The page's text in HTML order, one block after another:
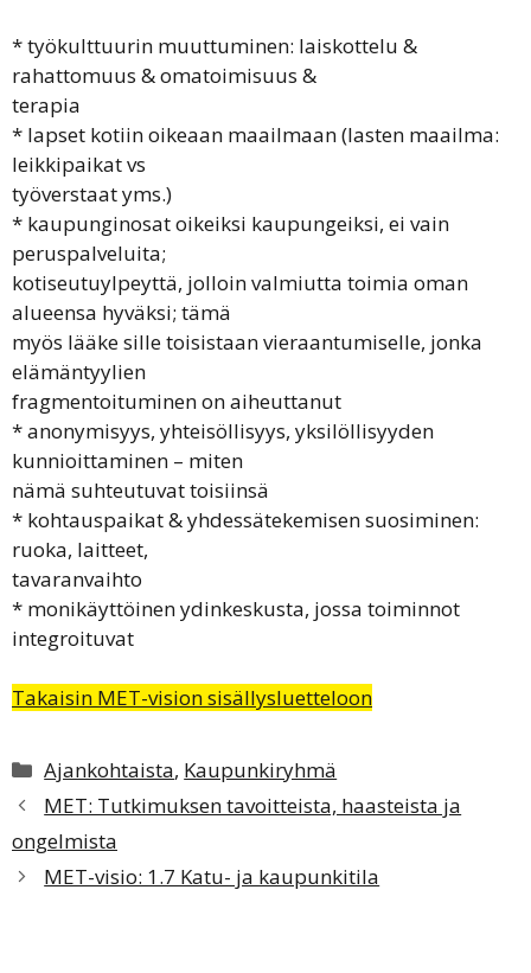
* työkulttuurin muuttuminen: laiskottelu &
rahattomuus & omatoimisuus &
terapia
* lapset kotiin oikeaan maailmaan (lasten maailma:
leikkipaikat vs
työverstaat yms.)
* kaupunginosat oikeiksi kaupungeiksi, ei vain
peruspalveluita;
kotiseutuylpeyttä, jolloin valmiutta toimia oman
alueensa hyväksi; tämä
myös lääke sille toisistaan vieraantumiselle, jonka
elämäntyylien
fragmentoituminen on aiheuttanut
* anonymisyys, yhteisöllisyys, yksilöllisyyden
kunnioittaminen – miten
nämä suhteutuvat toisiinsä
* kohtauspaikat & yhdessätekemisen suosiminen:
ruoka, laitteet,
tavaranvaihto
* monikäyttöinen ydinkeskusta, jossa toiminnot
integroituvat
Takaisin MET-vision sisällysluetteloon
Kategoriat
Ajankohtaista, Kaupunkiryhmä
MET: Tutkimuksen tavoitteista, haasteista ja
ongelmista
MET-visio: 1.7 Katu- ja kaupunkitila